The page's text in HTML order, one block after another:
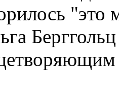
"это
Берггольц